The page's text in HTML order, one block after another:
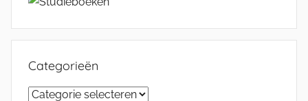
Categorieën
Categorieën